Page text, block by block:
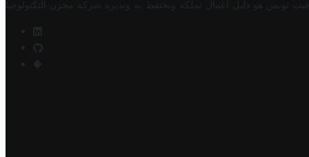
تونس هو دليل أعمال تملكه وتحتفظ به وتديره شركة مخزن التكنولوجيا